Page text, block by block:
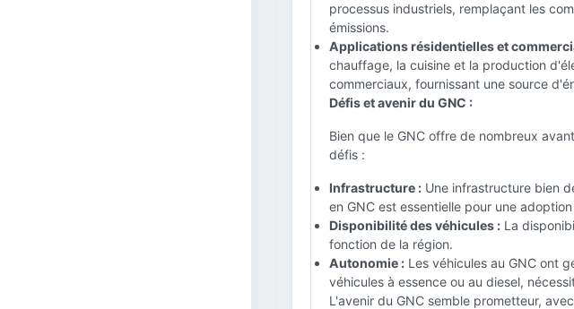
processus industriels, remplaçant les
émissions.
Applications résidentielles et
chauffage, la cuisine et la production
commerciaux, fournissant une source
Défis et avenir du GNC :
Bien que le GNC offre de nombreux
défis :
Infrastructure : Une infrastructure bien
en GNC est essentielle pour une
Disponibilité des véhicules : La
fonction de la région.
Autonomie : Les véhicules au GNC ont
véhicules à essence ou au diesel,
L'avenir du GNC semble prometteur,